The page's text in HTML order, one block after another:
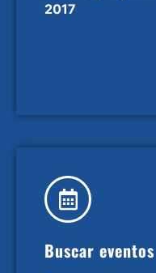
2017
Buscar eventos